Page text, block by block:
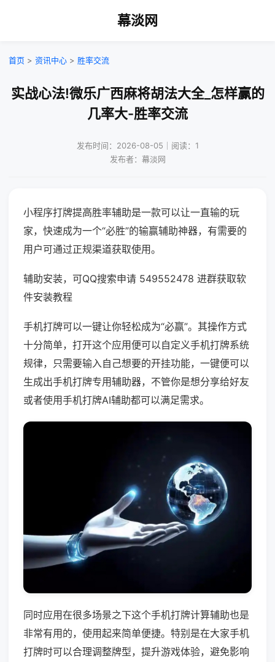
幕淡网
首页 > 资讯中心 > 胜率交流
实战心法!微乐广西麻将胡法大全_怎样赢的
几率大-胜率交流
发布时间：2026-08-05｜阅读：1
发布者：幕淡网
小程序打牌提高胜率辅助是一款可以让一直输的玩
家，快速成为一个“必胜”的输赢辅助神器，有需要的
用户可通过正规渠道获取使用。
辅助安装，可QQ搜索申请 549552478 进群获取软
件安装教程
手机打牌可以一键让你轻松成为“必赢”。其操作方式
十分简单，打开这个应用便可以自定义手机打牌系统
规律，只需要输入自己想要的开挂功能，一键便可以
生成出手机打牌专用辅助器，不管你是想分享给好友
或者使用手机打牌AI辅助都可以满足需求。
同时应用在很多场景之下这个手机打牌计算辅助也是
非常有用的，使用起来简单便捷。特别是在大家手机
打牌时可以合理调整牌型，提升游戏体验，避免影响